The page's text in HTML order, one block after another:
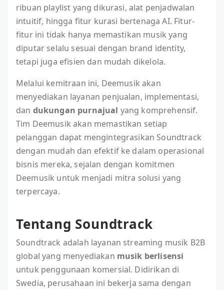
ribuan playlist yang dikurasi, alat penjadwalan
intuitif, hingga fitur kurasi bertenaga AI. Fitur-
fitur ini tidak hanya memastikan musik yang
diputar selalu sesuai dengan brand identity,
tetapi juga efisien dan mudah dikelola.
Melalui kemitraan ini, Deemusik akan
menyediakan layanan penjualan, implementasi,
dan dukungan purnajual yang komprehensif.
Tim Deemusik akan memastikan setiap
pelanggan dapat mengintegrasikan Soundtrack
dengan mudah dan efektif ke dalam operasional
bisnis mereka, sejalan dengan komitmen
Deemusik untuk menjadi mitra solusi yang
terpercaya.
Tentang Soundtrack
Soundtrack adalah layanan streaming musik B2B
global yang menyediakan musik berlisensi
untuk penggunaan komersial. Didirikan di
Swedia, perusahaan ini bekerja sama dengan